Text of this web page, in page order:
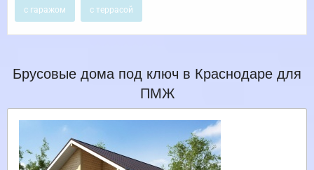
с гаражом с террасой
Брусовые дома под ключ в Краснодаре для
ПМЖ